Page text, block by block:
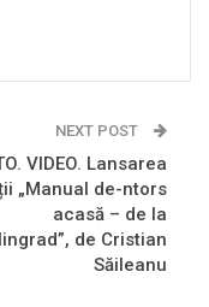
NEXT POST
VIDEO. Lansarea
„Manual de-ntors
acasă – de la
de Cristian
Săileanu